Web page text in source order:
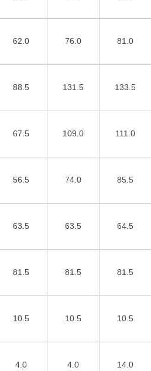
62.0 76.0 81.0
88.5 131.5 133.5
67.5 109.0 111.0
56.5 74.0 85.5
63.5 63.5 64.5
81.5 81.5 81.5
10.5 10.5 10.5
4.0 4.0 14.0